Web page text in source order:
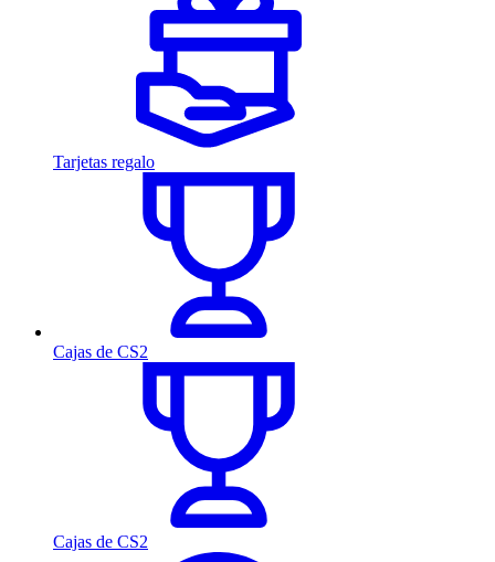
Tarjetas regalo
Cajas de CS2
Cajas de CS2